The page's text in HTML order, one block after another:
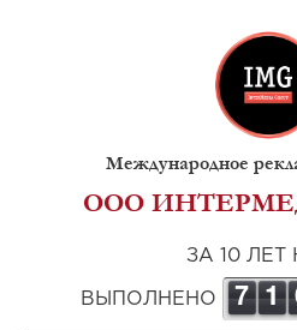
Международное
ООО
ЗА 10 ЛЕТ
ВЫПОЛНЕНО 7 1